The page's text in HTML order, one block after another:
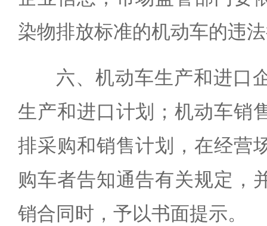
染物排放标准的机动车的违
六、机动车生产和进口
生产和进口计划；机动车销
排采购和销售计划，在经营
购车者告知通告有关规定，
销合同时，予以书面提示。